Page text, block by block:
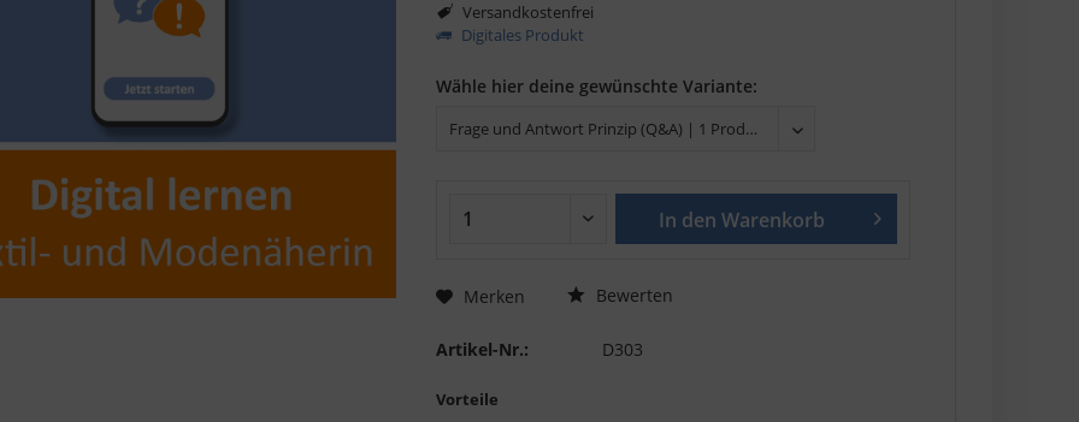
Versandkostenfrei
Digitales Produkt
Wähle hier deine gewünschte Variante:
In den Warenkorb
Merken Bewerten
Artikel-Nr.: D303
Vorteile